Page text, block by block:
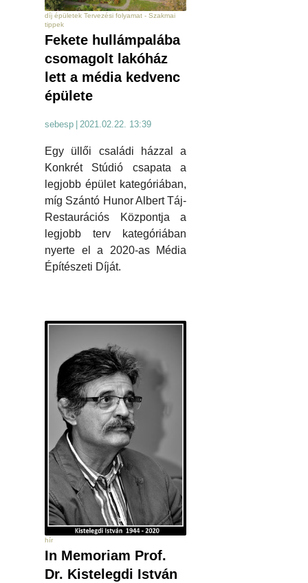
díj épületek Tervezési folyamat - Szakmai
tippek
Fekete hullámpalába
csomagolt lakóház
lett a média kedvenc
épülete
sebesp | 2021.02.22. 13:39
Egy üllői családi házzal a
Konkrét Stúdió csapata a
legjobb épület kategóriában,
míg Szántó Hunor Albert Táj-
Restaurációs Központja a
legjobb terv kategóriában
nyerte el a 2020-as Média
Építészeti Díját.
hír
In Memoriam Prof.
Dr. Kistelegdi István